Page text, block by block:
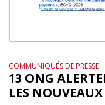
COMMUNIQUÉS DE PRESSE
13 ONG
LES